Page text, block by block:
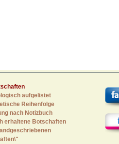
aufgelistet
Reihenfolge
nach Notizbuch
erhaltene Botschaften